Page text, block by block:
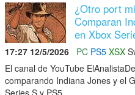
¿Otro port
Comparan
en Xbox
17:27 12/5/2026 PC PS5 XSX
El canal de YouTube
comparando Indiana Jones y el
Series S y PS5.